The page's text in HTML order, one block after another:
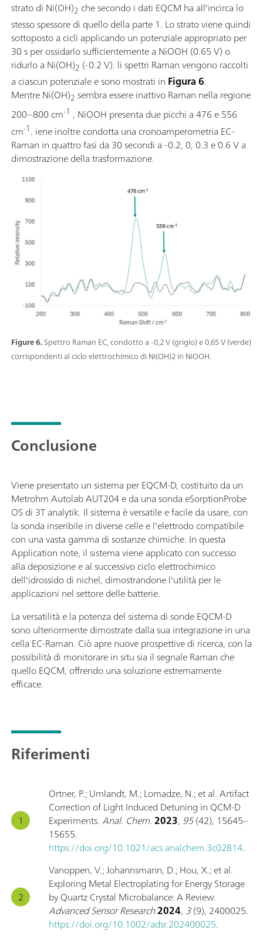
Figure 6.Spettro Raman EC, condotto a -0,2 V (grigio) e 0,65 V (verde)
corrispondenti al ciclo elettrochimico di Ni(OH)2 in NiOOH.
strato di Ni(OH)2 che secondo i dati EQCM ha all'incirca lo
stesso spessore di quello della parte 1. Lo strato viene quindi
sottoposto a cicli applicando un potenziale appropriato per
30 s per ossidarlo sufficientemente a NiOOH (0.65 V) o
ridurlo a Ni(OH)2 (-0.2 V). li spettri Raman vengono raccolti
a ciascun potenziale e sono mostrati in Figura 6.
Mentre Ni(OH)2 sembra essere inattivo Raman nella regione
200–800 cm-1 , NiOOH presenta due picchi a 476 e 556
cm-1. iene inoltre condotta una cronoamperometria EC-
Raman in quattro fasi da 30 secondi a -0.2, 0, 0.3 e 0.6 V a
dimostrazione della trasformazione.
Conclusione
Viene presentato un sistema per EQCM-D, costituito da un
Metrohm Autolab AUT204 e da una sonda eSorptionProbe
OS di 3T analytik. Il sistema è versatile e facile da usare, con
la sonda inseribile in diverse celle e l'elettrodo compatibile
con una vasta gamma di sostanze chimiche. In questa
Application note, il sistema viene applicato con successo
alla deposizione e al successivo ciclo elettrochimico
dell'idrossido di nichel, dimostrandone l'utilità per le
applicazioni nel settore delle batterie.
La versatilità e la potenza del sistema di sonde EQCM-D
sono ulteriormente dimostrate dalla sua integrazione in una
cella EC-Raman. Ciò apre nuove prospettive di ricerca, con la
possibilità di monitorare in situ sia il segnale Raman che
quello EQCM, offrendo una soluzione estremamente
efficace.
Riferimenti
Ortner, P.; Umlandt, M.; Lomadze, N.; et al. Artifact
Correction of Light Induced Detuning in QCM-D
Experiments.Anal. Chem.2023, 95(42), 15645–
15655.
https://doi.org/10.1021/acs.analchem.3c02814.
Vanoppen, V.; Johannsmann, D.; Hou, X.; et al.
Exploring Metal Electroplating for Energy Storage
by Quartz Crystal Microbalance: A Review.
Advanced Sensor Research2024, 3(9), 2400025.
https://doi.org/10.1002/adsr.202400025.